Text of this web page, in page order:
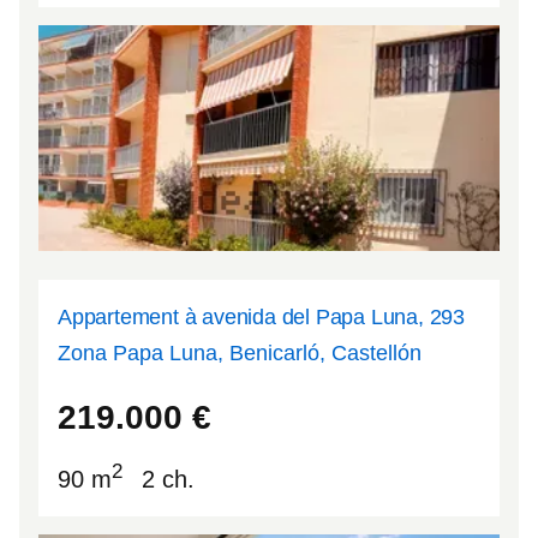
Appartement à avenida del Papa Luna, 293
Zona Papa Luna, Benicarló, Castellón
219.000 €
90 m2 2 ch.